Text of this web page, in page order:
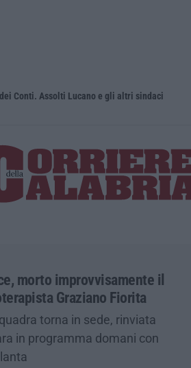
Conti. Assolti Lucano e gli altri sindaci
morto improvvisamente il
Graziano Fiorita
torna in sede, rinviata
in programma domani con